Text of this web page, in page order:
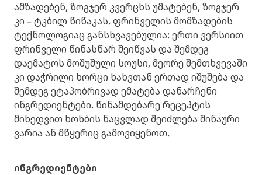
ამზადებენ, ზოგჯერ კვერცხს უმატებენ, ზოგჯერ
კი – ტკბილ წიწაკას. ფრინველის მომზადების
ტექნოლოგიაც განსხვავებულია: ერთი ვერსიით
ფრინველი წინასწარ შეიწვას და შემდეგ
დაემატოს მოშუშული სოუსი, მეორე შემთხვევაში
კი დაჭრილი ხორცი ხახვთან ერთად იშუშება და
შემდეგ ეტაპობრივად ემატება დანარჩენი
ინგრედიენტები. წინამდებარე რეცეპტის
მიხედვით ხოხბის ნაცვლად შეიძლება შინაური
ვარია ან მწყერიც გამოვიყენოთ.
ინგრედიენტები